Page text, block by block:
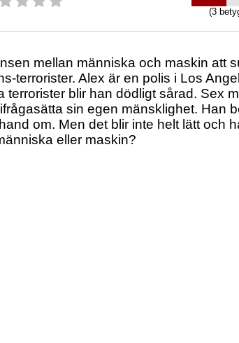
(3
mellan människa och maskin att
terrorister. Alex är en polis i Los
terrorister blir han dödligt sårad. Sex
sin egen mänsklighet. Han
om. Men det blir inte helt lätt och
eller maskin?